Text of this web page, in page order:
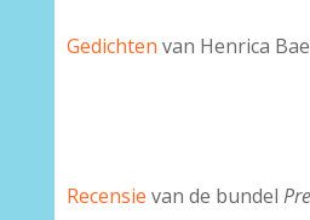
Gedichten van Henrica
Recensie van de bundel